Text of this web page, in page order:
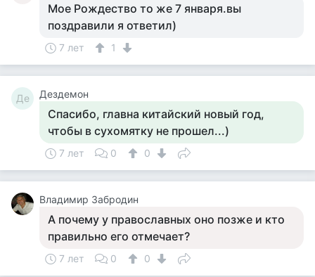
Мое Рождество то же 7 января.вы
поздравили я ответил)
7 лет 1
Де Дездемон
Спасибо, главна китайский новый год,
чтобы в сухомятку не прошел...)
7 лет 0 0
Владимир Забродин
А почему у православных оно позже и кто
правильно его отмечает?
7 лет 0 0